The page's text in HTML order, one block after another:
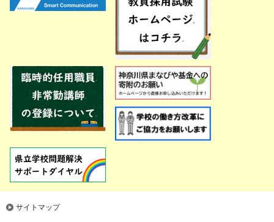
サイトマップ